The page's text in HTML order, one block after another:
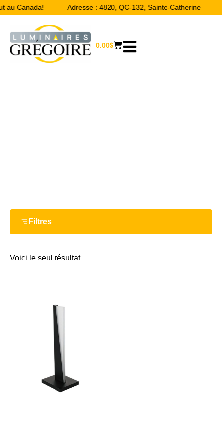
au Canada! Adresse : 4820, QC-132, Sainte-Catherine
0.00$
Filtres
Voici le seul résultat